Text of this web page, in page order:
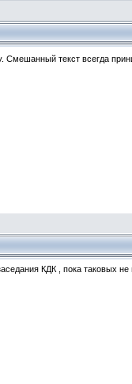
Смешанный текст всегда
КДК , пока таковых